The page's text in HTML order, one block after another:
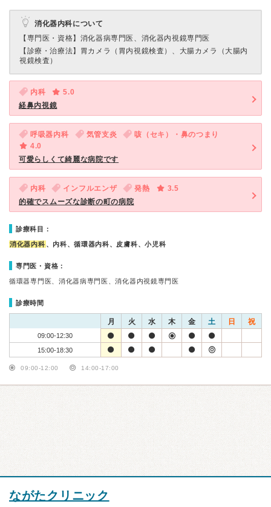
消化器内科について
【専門医・資格】 消化器病専門医、消化器内視鏡専門医
【診療・治療法】 胃カメラ（胃内視鏡検査）、大腸カメラ（大腸内
視鏡検査）
内科
5.0
経鼻内視鏡
呼吸器内科 気管支炎
咳（セキ）・鼻のつまり
4.0
可愛らしくて綺麗な病院です
内科 インフルエンザ 発熱
3.5
的確でスムーズな診断の町の病院
診療科目：
消化器内科 、内科、循環器内科、皮膚科、小児科
専門医・資格：
循環器専門医、消化器病専門医、消化器内視鏡専門医
診療時間
月 火 水 木 金 土 日 祝
09:00-12:30
15:00-18:30
09:00-12:00 14:00-17:00
ながたクリニック